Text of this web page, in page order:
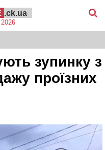
.ck.ua
зупинку з
проїзних